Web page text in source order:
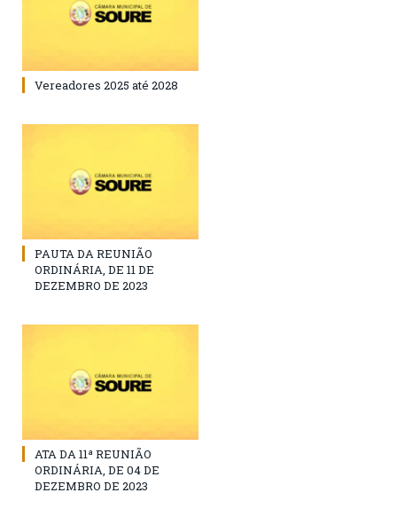
Vereadores 2025 até 2028
PAUTA DA REUNIÃO
ORDINÁRIA, DE 11 DE
DEZEMBRO DE 2023
ATA DA 11ª REUNIÃO
ORDINÁRIA, DE 04 DE
DEZEMBRO DE 2023